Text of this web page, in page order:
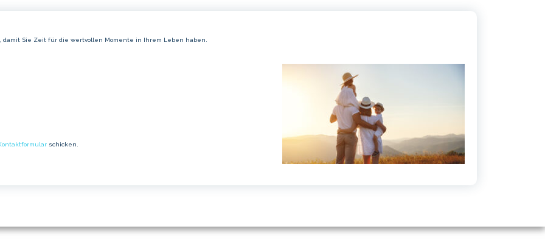
Sie Zeit für die wertvollen Momente in Ihrem Leben haben.
schicken.